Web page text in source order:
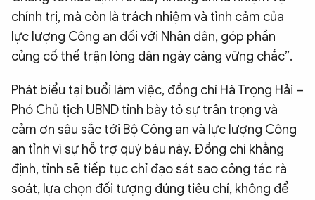
chính trị, mà còn là trách nhiệm và tình cảm của
lực lượng Công an đối với Nhân dân, góp phần
củng cố thế trận lòng dân ngày càng vững chắc”.
Phát biểu tại buổi làm việc, đồng chí Hà Trọng Hải –
Phó Chủ tịch UBND tỉnh bày tỏ sự trân trọng và
cảm ơn sâu sắc tới Bộ Công an và lực lượng Công
an tỉnh vì sự hỗ trợ quý báu này. Đồng chí khẳng
định, tỉnh sẽ tiếp tục chỉ đạo sát sao công tác rà
soát, lựa chọn đối tượng đúng tiêu chí, không để